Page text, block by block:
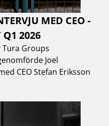
MED CEO -
Q1 2026
Groups
Joel
CEO Stefan Eriksson